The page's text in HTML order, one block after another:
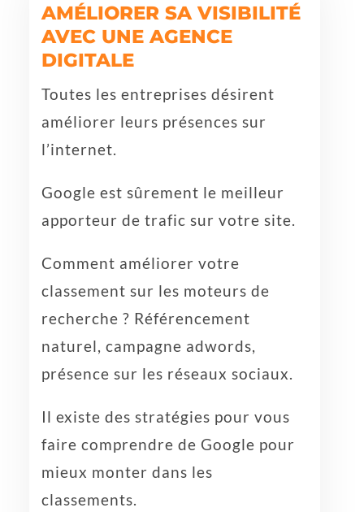
AMÉLIORER SA VISIBILITÉ
AVEC UNE AGENCE
DIGITALE
Toutes les entreprises désirent
améliorer leurs présences sur
l’internet.
Google est sûrement le meilleur
apporteur de trafic sur votre site.
Comment améliorer votre
classement sur les moteurs de
recherche ? Référencement
naturel, campagne adwords,
présence sur les réseaux sociaux.
Il existe des stratégies pour vous
faire comprendre de Google pour
mieux monter dans les
classements.